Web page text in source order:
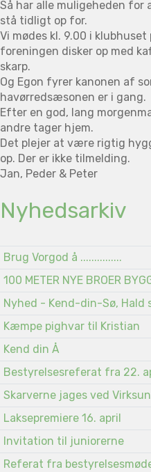
Så har alle muligeheden
stå tidligt op for.
Vi mødes kl. 9.00 i klubhuset
foreningen disker op med
skarp.
Og Egon fyrer kanonen af
havørredsæsonen er i gang.
Efter en god, lang
andre tager hjem.
Det plejer at være rigtig
op. Der er ikke tilmelding.
Jan, Peder & Peter
Nyhedsarkiv
Brug Vorgod å ...............
100 METER NYE BROER
Nyhed - Kend-din-Sø, Hald
Kæmpe pighvar til Kristian
Kend din Å
Bestyrelsesreferat fra 22.
Skarverne jages ved
Laksepremiere 16. april
Invitation til juniorerne
Referat fra